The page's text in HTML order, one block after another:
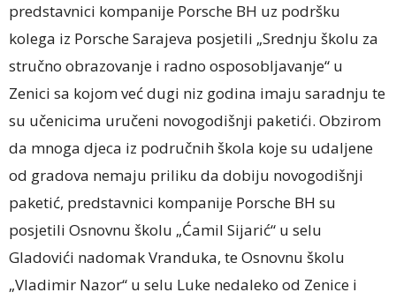
predstavnici kompanije Porsche BH uz podršku
kolega iz Porsche Sarajeva posjetili „Srednju školu za
stručno obrazovanje i radno osposobljavanje“ u
Zenici sa kojom već dugi niz godina imaju saradnju te
su učenicima uručeni novogodišnji paketići. Obzirom
da mnoga djeca iz područnih škola koje su udaljene
od gradova nemaju priliku da dobiju novogodišnji
paketić, predstavnici kompanije Porsche BH su
posjetili Osnovnu školu „Ćamil Sijarić“ u selu
Gladovići nadomak Vranduka, te Osnovnu školu
„Vladimir Nazor“ u selu Luke nedaleko od Zenice i